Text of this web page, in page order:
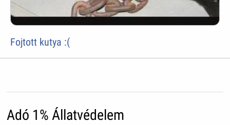
Fojtott kutya :(
Adó 1% Állatvédelem